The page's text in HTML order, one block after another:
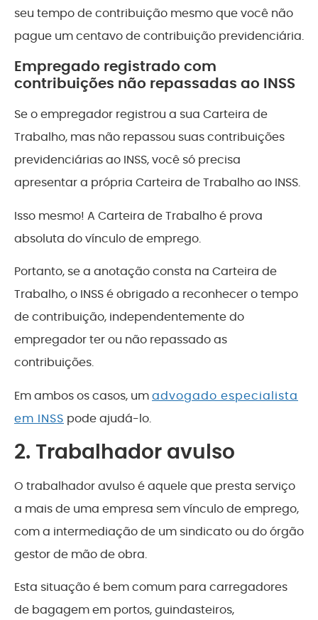
seu tempo de contribuição mesmo que você não
pague um centavo de contribuição previdenciária.
Empregado registrado com
contribuições não repassadas ao INSS
Se o empregador registrou a sua Carteira de
Trabalho, mas não repassou suas contribuições
previdenciárias ao INSS, você só precisa
apresentar a própria Carteira de Trabalho ao INSS.
Isso mesmo! A Carteira de Trabalho é prova
absoluta do vínculo de emprego.
Portanto, se a anotação consta na Carteira de
Trabalho, o INSS é obrigado a reconhecer o tempo
de contribuição, independentemente do
empregador ter ou não repassado as
contribuições.
Em ambos os casos, umadvogado especialista
em INSS pode ajudá-lo.
2. Trabalhador avulso
O trabalhador avulso é aquele que presta serviço
a mais de uma empresa sem vínculo de emprego,
com a intermediação de um sindicato ou do órgão
gestor de mão de obra.
Esta situação é bem comum para carregadores
de bagagem em portos, guindasteiros,